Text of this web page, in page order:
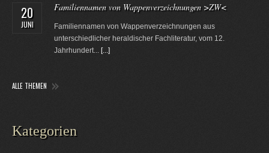
20
JUNI
Familiennamen von Wappenverzeichnungen >ZW<
Familiennamen von Wappenverzeichnungen aus
unterschiedlicher heraldischer Fachliteratur, vom 12.
Jahrhundert... [...]
ALLE THEMEN
Kategorien